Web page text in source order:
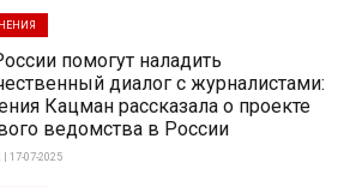
помогут наладить
диалог с журналистами:
Кацман рассказала о проекте
ведомства в России
| 17-07-2025